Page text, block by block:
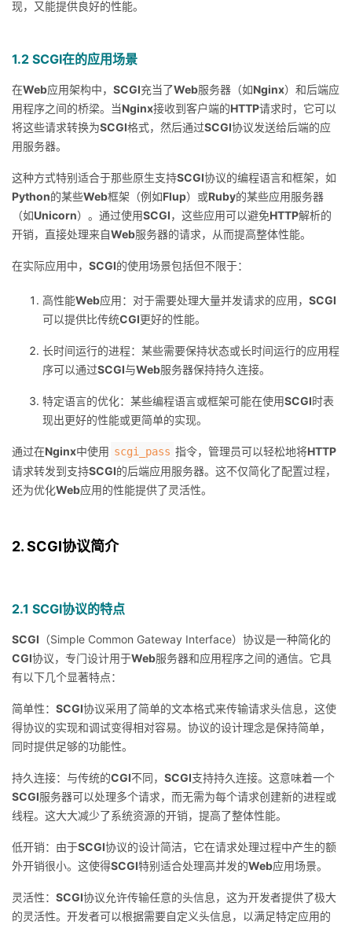
现，又能提供良好的性能。
1.2 SCGI在的应用场景
在Web应用架构中， SCGI充当了Web服务器（如Nginx）和后端应
用程序之间的桥梁。当Nginx接收到客户端的HTTP请求时，它可以
将这些请求转换为SCGI格式，然后通过SCGI协议发送给后端的应
用服务器。
这种方式特别适合于那些原生支持SCGI协议的编程语言和框架，如
Python的某些Web框架（例如Flup）或Ruby的某些应用服务器
（如Unicorn）。通过使用SCGI，这些应用可以避免HTTP解析的
开销，直接处理来自Web服务器的请求，从而提高整体性能。
在实际应用中， SCGI的使用场景包括但不限于：
高性能Web应用：对于需要处理大量并发请求的应用， SCGI
可以提供比传统CGI更好的性能。
长时间运行的进程：某些需要保持状态或长时间运行的应用程
序可以通过SCGI与Web服务器保持持久连接。
特定语言的优化：某些编程语言或框架可能在使用SCGI时表
现出更好的性能或更简单的实现。
通过在Nginx中使用 scgi_pass 指令，管理员可以轻松地将HTTP
请求转发到支持SCGI的后端应用服务器。这不仅简化了配置过程，
还为优化Web应用的性能提供了灵活性。
2. SCGI协议简介
2.1 SCGI协议的特点
SCGI （Simple Common Gateway Interface）协议是一种简化的
CGI协议，专门设计用于Web服务器和应用程序之间的通信。它具
有以下几个显著特点：
简单性： SCGI协议采用了简单的文本格式来传输请求头信息，这使
得协议的实现和调试变得相对容易。协议的设计理念是保持简单，
同时提供足够的功能性。
持久连接：与传统的CGI不同， SCGI支持持久连接。这意味着一个
SCGI服务器可以处理多个请求，而无需为每个请求创建新的进程或
线程。这大大减少了系统资源的开销，提高了整体性能。
低开销：由于SCGI协议的设计简洁，它在请求处理过程中产生的额
外开销很小。这使得SCGI特别适合处理高并发的Web应用场景。
灵活性： SCGI协议允许传输任意的头信息，这为开发者提供了极大
的灵活性。开发者可以根据需要自定义头信息，以满足特定应用的